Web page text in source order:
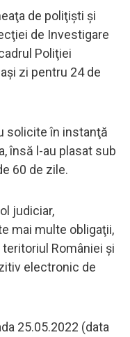
de poliţişti şi
de Investigare
Poliţiei
zi pentru 24 de
solicite în instanţă
însă l-au plasat sub
60 de zile.
judiciar,
mai multe obligaţii,
României şi
electronic de
25.05.2022 (data